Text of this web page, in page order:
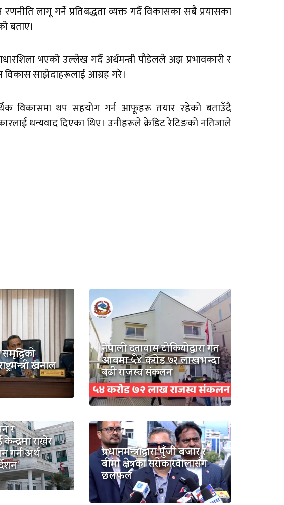
लागू गर्ने प्रतिबद्धता व्यक्त गर्दै विकासका सबै प्रयासका
बताए।
भएको उल्लेख गर्दै अर्थमन्त्री पौडेलले अझ प्रभावकारी र
विकास साझेदाहरूलाई आग्रह गरे।
विकासमा थप सहयोग गर्न आफूहरू तयार रहेको बताउँदै
धन्यवाद दिएका थिए। उनीहरूले क्रेडिट रेटिङको नतिजाले
खनाल
नेपाली दूतावास टोकियोद्वारा गत
आवमा ५४ करोड ७२ लाखभन्दा
बढी राजस्व संकलन
र
राखेर
गर्न अर्थ प्रधानमन्त्रीद्वारा पुँजी बजार र
बीमा क्षेत्रका सरोकारवालासँग
छलफल